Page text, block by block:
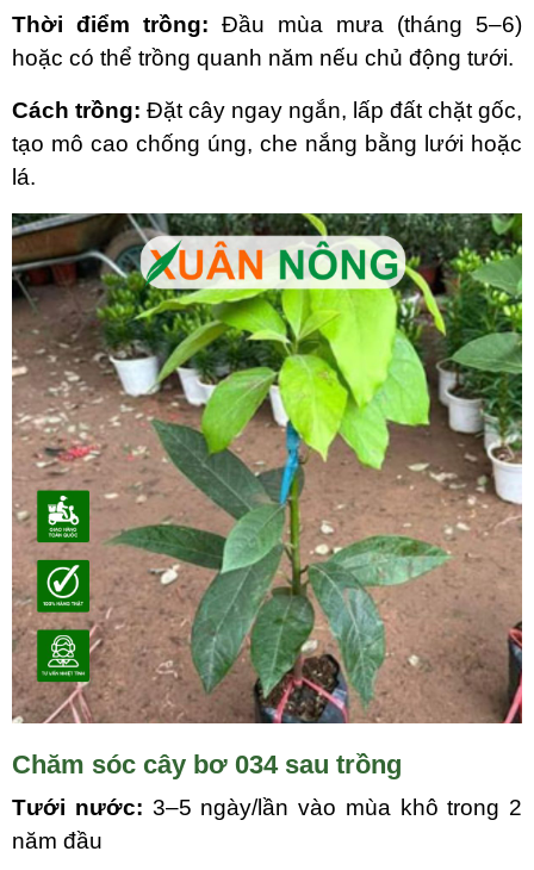
Thời điểm trồng: Đầu mùa mưa (tháng 5–6)
hoặc có thể trồng quanh năm nếu chủ động tưới.
Cách trồng: Đặt cây ngay ngắn, lấp đất chặt gốc,
tạo mô cao chống úng, che nắng bằng lưới hoặc
lá.
Chăm sóc cây bơ 034 sau trồng
Tưới nước: 3–5 ngày/lần vào mùa khô trong 2
năm đầu